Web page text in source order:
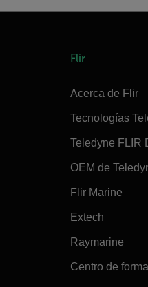
Flir
Acerca de Flir
Tecnologías
Teledyne FLIR
OEM de
Flir Marine
Extech
Raymarine
Centro de